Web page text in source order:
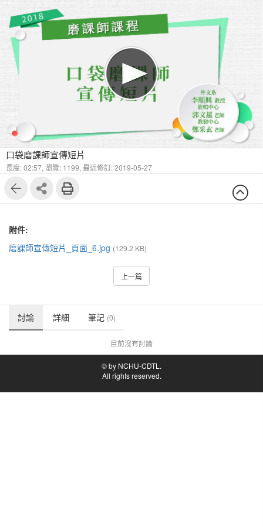
口袋磨課師宣傳短片
長度: 02:57, 瀏覽: 1199, 最近修訂: 2019-05-27
附件:
磨課師宣傳短片_頁面_6.jpg (129.2 KB)
上一篇
討論 詳細 筆記 (0)
目前沒有討論
© by NCHU-CDTL.
All rights reserved.